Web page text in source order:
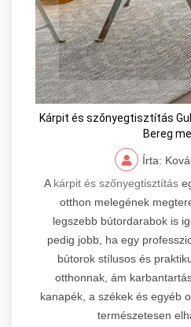
Kárpit és szőnyegtisztítás
Bereg
Írta:
A kárpit és szőnyegtisztítás
otthon melegének
legszebb bútordarabok is
pedig jobb, ha egy
bútorok stílusos és
otthonnak, ám
kanapék, a székek és egyéb
természetesen